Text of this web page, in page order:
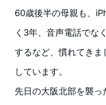
60歳後半の母親も、
く3年、音声電話でな
するなど、慣れてき
しています。
先日の大阪北部を襲